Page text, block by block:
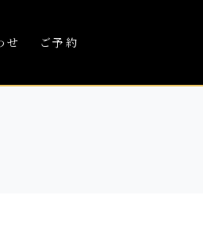
せ ご予約